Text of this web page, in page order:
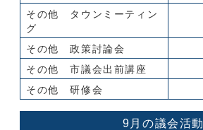
その他 タウンミーティン
グ
その他 政策討論会
その他 市議会出前講座
その他 研修会
9月の議会活動